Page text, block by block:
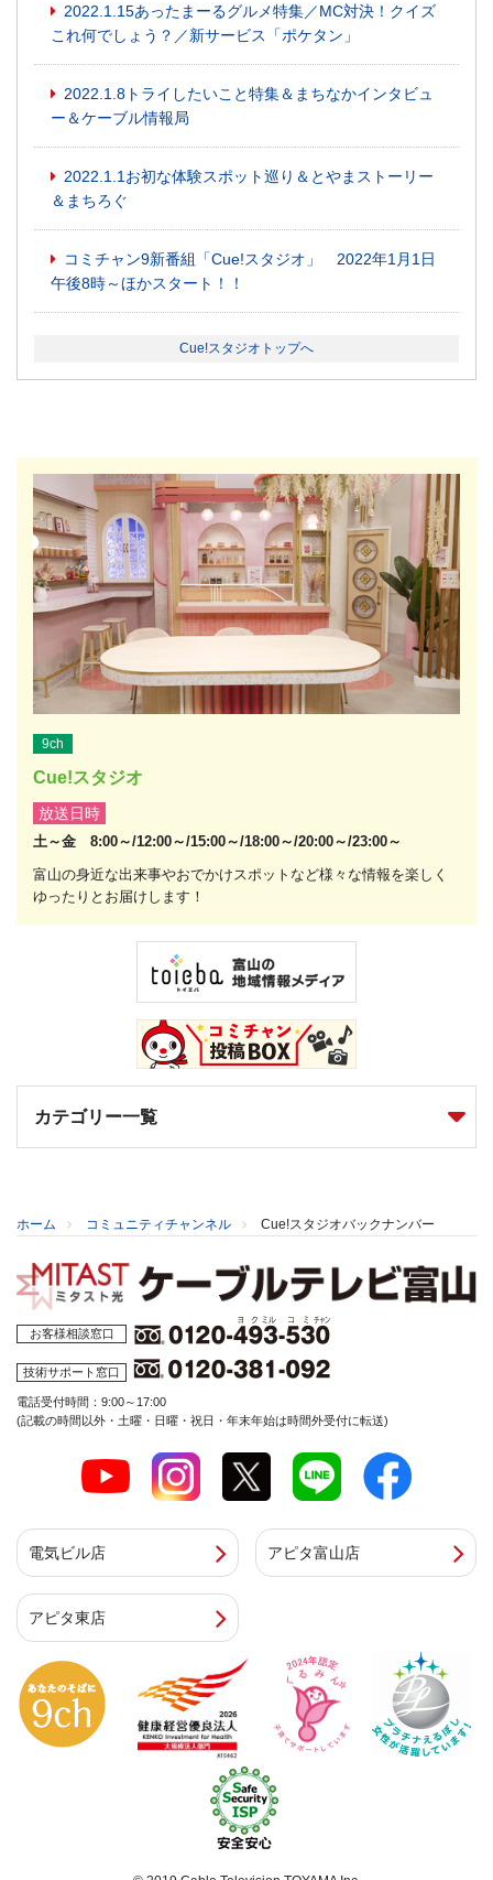
2022.1.15あったまーるグルメ特集／MC対決！クイズ
これ何でしょう？／新サービス「ポケタン」
2022.1.8トライしたいこと特集＆まちなかインタビュ
ー＆ケーブル情報局
2022.1.1お初な体験スポット巡り＆とやまストーリー
＆まちろぐ
コミチャン9新番組「Cue!スタジオ」 2022年1月1日
午後8時～ほかスタート！！
Cue!スタジオトップへ
9ch
Cue!スタジオ
放送日時
土～金 8:00～/12:00～/15:00～/18:00～/20:00～/23:00～
富山の身近な出来事やおでかけスポットなど様々な情報を楽しく
ゆったりとお届けします！
カテゴリー一覧
ホーム コミュニティチャンネル Cue!スタジオバックナンバー
お客様相談窓口
技術サポート窓口
電話受付時間：9:00～17:00
(記載の時間以外・土曜・日曜・祝日・年末年始は時間外受付に転送)
電気ビル店 アピタ富山店
アピタ東店